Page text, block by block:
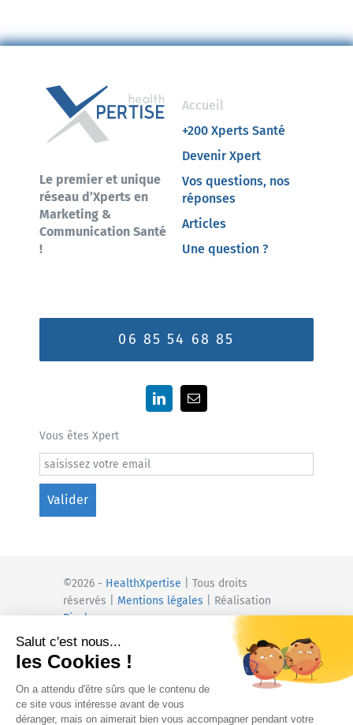
Le premier et unique
réseau d’Xperts en
Marketing &
Communication Santé
!
Accueil
+200 Xperts Santé
Devenir Xpert
Vos questions, nos
réponses
Articles
Une question ?
06 85 54 68 85
Vous êtes Xpert
Valider
©2026 - HealthXpertise
Tous droits
réservés | Mentions légales
Réalisation
Pixelsquare